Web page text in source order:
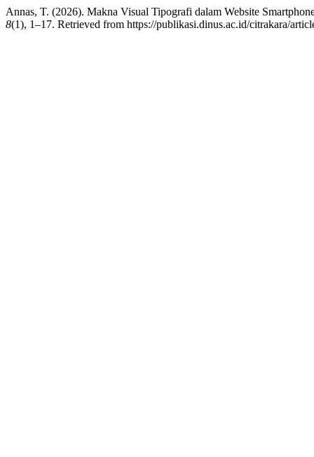
Annas, T. (2026). Makna Visual Tipografi dalam Website
8(1), 1–17. Retrieved from https://publikasi.dinus.ac.id/citrakara/